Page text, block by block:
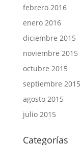
febrero 2016
enero 2016
diciembre 2015
noviembre 2015
octubre 2015
septiembre 2015
agosto 2015
julio 2015
Categorías